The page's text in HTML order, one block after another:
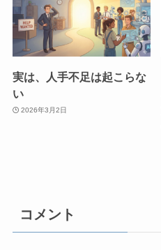
実は、人手不足は起こらな
い
2026年3月2日
コメント